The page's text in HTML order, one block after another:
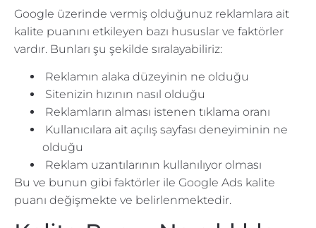
Google üzerinde vermiş olduğunuz reklamlara ait
kalite puanını etkileyen bazı hususlar ve faktörler
vardır. Bunları şu şekilde sıralayabiliriz:
Reklamın alaka düzeyinin ne olduğu
Sitenizin hızının nasıl olduğu
Reklamların alması istenen tıklama oranı
Kullanıcılara ait açılış sayfası deneyiminin ne
olduğu
Reklam uzantılarının kullanılıyor olması
Bu ve bunun gibi faktörler ile Google Ads kalite
puanı değişmekte ve belirlenmektedir.